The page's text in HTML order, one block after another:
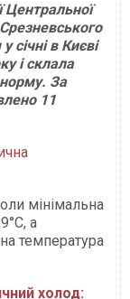
Центральної
січні в Києві
і склала
За
11
мінімальна
а
температура
холод: